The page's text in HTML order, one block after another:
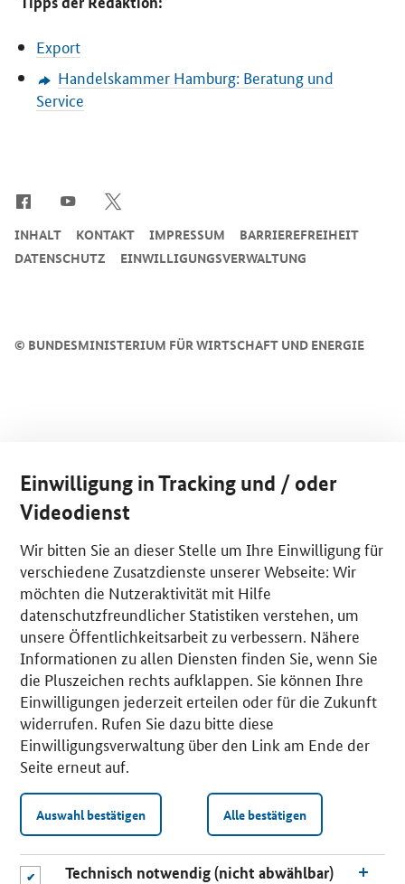
Export
Handelskammer Hamburg: Beratung und
Service
© BUNDESMINISTERIUM FÜR WIRTSCHAFT UND ENERGIE
INHALT KONTAKT IMPRESSUM
BARRIEREFREIHEIT
DATENSCHUTZ
EINWILLIGUNGSVERWALTUNG
Einwilligung in Tracking und / oder
Videodienst
Wir bitten Sie an dieser Stelle um Ihre Einwilligung für
verschiedene Zusatzdienste unserer Webseite: Wir
möchten die Nutzeraktivität mit Hilfe
datenschutzfreundlicher Statistiken verstehen, um
unsere Öffentlichkeitsarbeit zu verbessern. Nähere
Informationen zu allen Diensten finden Sie, wenn Sie
die Pluszeichen rechts aufklappen. Sie können Ihre
Einwilligungen jederzeit erteilen oder für die Zukunft
widerrufen. Rufen Sie dazu bitte diese
Einwilligungsverwaltung über den Link am Ende der
Seite erneut auf.
Auswahl bestätigen Alle bestätigen
Technisch notwendig (nicht abwählbar)